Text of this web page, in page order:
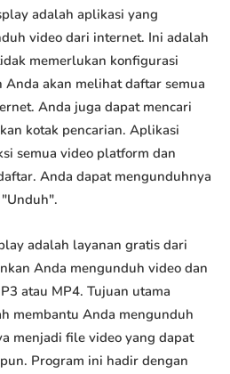
adalah aplikasi yang
video dari internet. Ini adalah
memerlukan konfigurasi
Anda akan melihat daftar semua
Anda juga dapat mencari
kotak pencarian. Aplikasi
semua video platform dan
Anda dapat mengunduhnya
adalah layanan gratis dari
Anda mengunduh video dan
atau MP4. Tujuan utama
membantu Anda mengunduh
menjadi file video yang dapat
Program ini hadir dengan